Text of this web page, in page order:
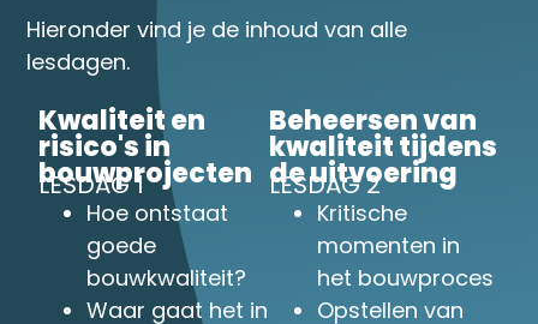
Hieronder vind je de inhoud van alle
lesdagen.
Kwaliteit en
risico's in
bouwprojecten
LESDAG 1
Hoe ontstaat
goede
bouwkwaliteit?
Waar gaat het in
Beheersen van
kwaliteit tijdens
de uitvoering
LESDAG 2
Kritische
momenten in
het bouwproces
Opstellen van